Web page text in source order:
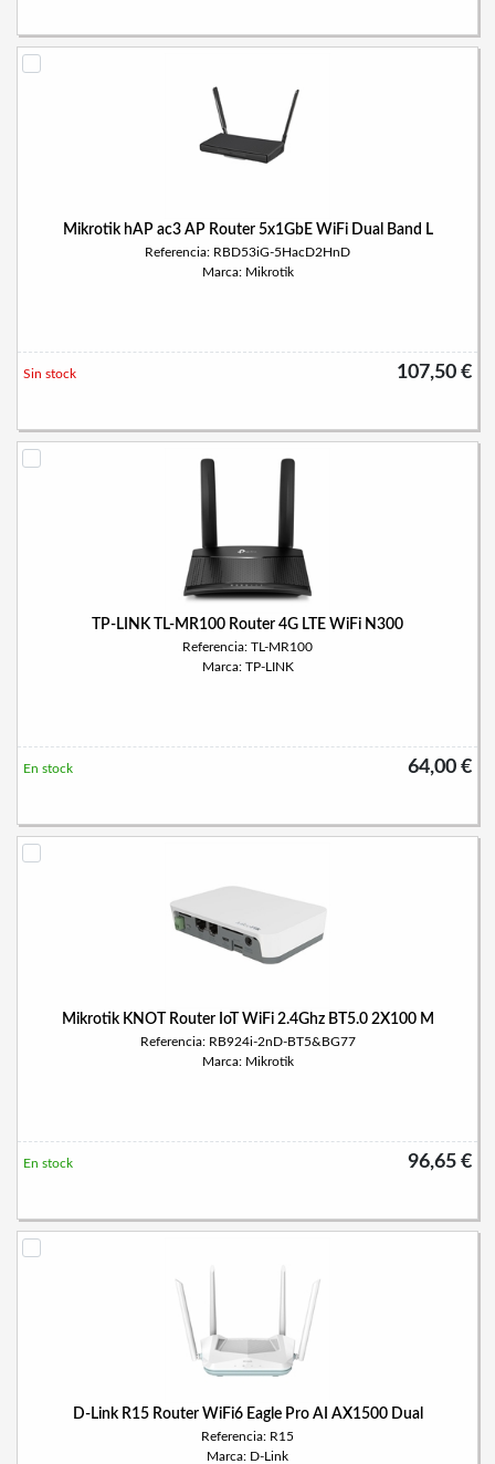
Mikrotik hAP ac3 AP Router 5x1GbE WiFi Dual Band L
Referencia: RBD53iG-5HacD2HnD
Marca: Mikrotik
107,50 €
Sin stock
TP-LINK TL-MR100 Router 4G LTE WiFi N300
Referencia: TL-MR100
Marca: TP-LINK
64,00 €
En stock
Mikrotik KNOT Router IoT WiFi 2.4Ghz BT5.0 2X100 M
Referencia: RB924i-2nD-BT5&BG77
Marca: Mikrotik
96,65 €
En stock
D-Link R15 Router WiFi6 Eagle Pro AI AX1500 Dual
Referencia: R15
Marca: D-Link